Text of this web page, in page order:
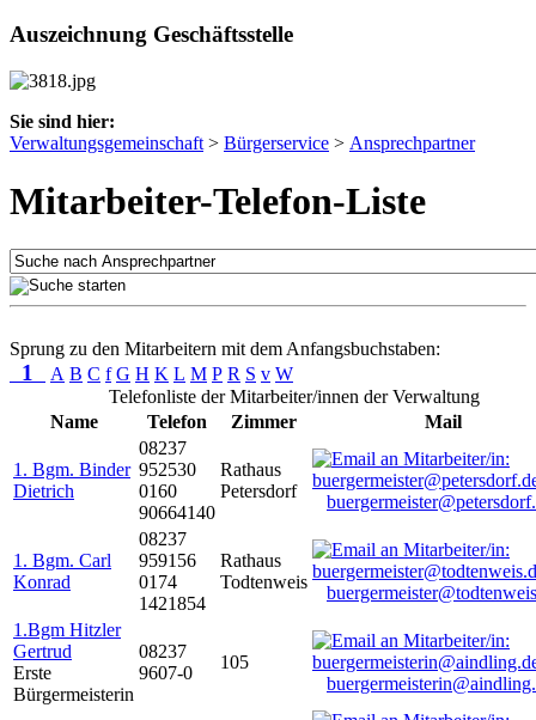
Auszeichnung Geschäftsstelle
Sie sind hier:
Verwaltungsgemeinschaft > Bürgerservice > Ansprechpartner
Mitarbeiter-Telefon-Liste
Sprung zu den Mitarbeitern mit dem Anfangsbuchstaben:
1 A B C f G H K L M P R S v W
Telefonliste der Mitarbeiter/innen der Verwaltung
Name
Telefon Zimmer Mail
1. Bgm. Binder
Dietrich
08237
952530
0160
90664140
Rathaus
Petersdorf
1. Bgm. Carl
Konrad
08237
959156
0174
1421854
Rathaus
Todtenweis
1.Bgm Hitzler
Gertrud
Erste
Bürgermeisterin
08237
9607-0
105